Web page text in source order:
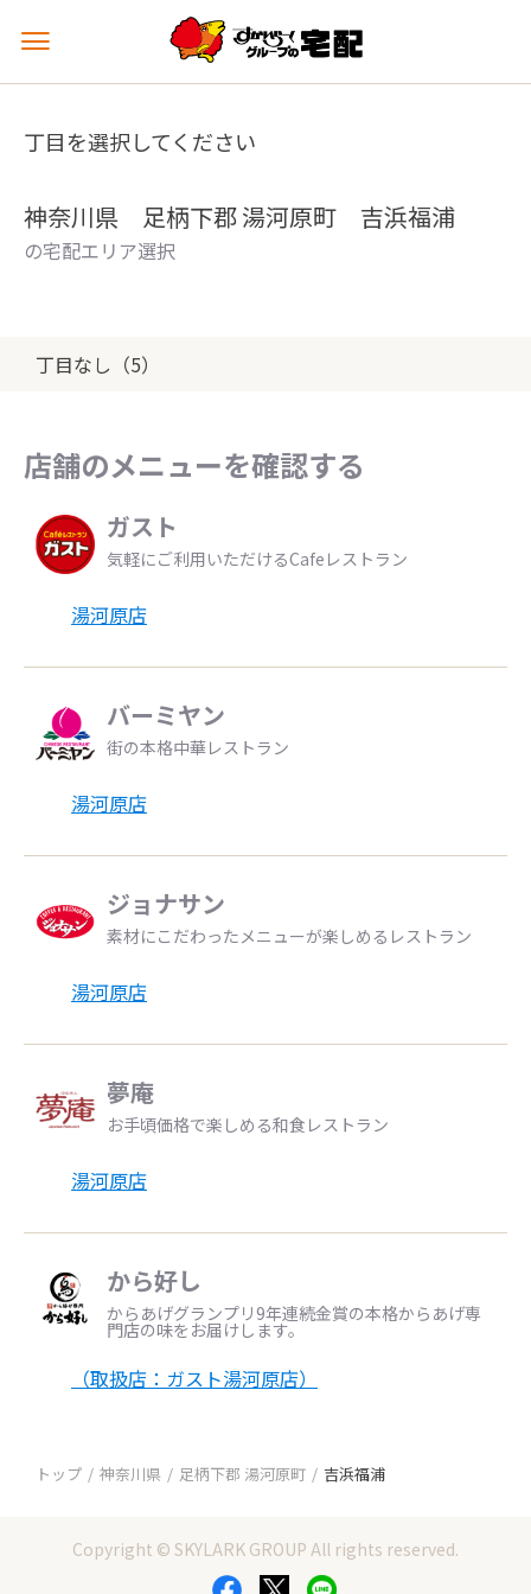
メ
ュ
を
丁目を選択してください
神奈川県 足柄下郡 湯河原町 吉浜福浦
の宅配エリア選択
丁目なし（5）
店舗のメニューを確認する
ガスト
気軽にご利用いただけるCafeレストラン
湯河原店
バーミヤン
街の本格中華レストラン
湯河原店
ジョナサン
素材にこだわったメニューが楽しめるレストラン
湯河原店
夢庵
お手頃価格で楽しめる和食レストラン
湯河原店
から好し
からあげグランプリ9年連続金賞の本格からあげ専
門店の味をお届けします。
（取扱店：ガスト湯河原店）
トップ 神奈川県 足柄下郡 湯河原町 吉浜福浦
Copyright © SKYLARK GROUP All rights reserved.